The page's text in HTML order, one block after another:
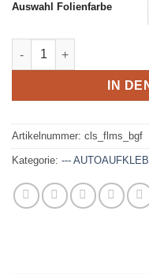
Auswahl Folienfarbe
Classic Flames
IN
Artikelnummer: cls_flms_bgf
Kategorie: ---